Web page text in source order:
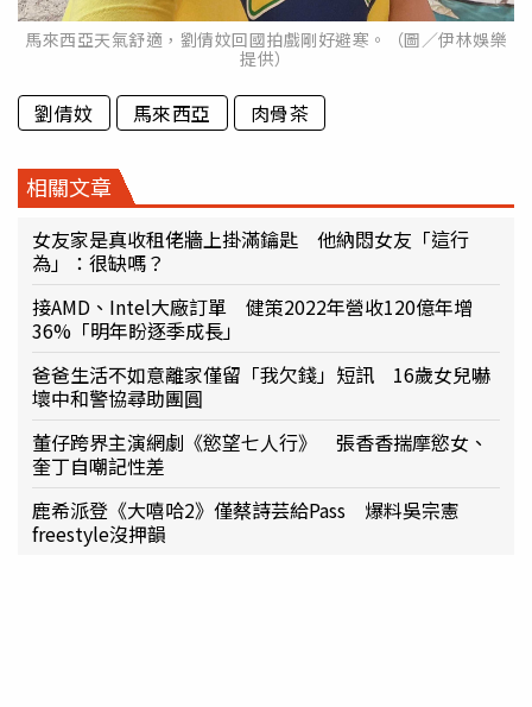
馬來西亞天氣舒適，劉倩妏回國拍戲剛好避寒。（圖／伊林娛樂
提供）
劉倩妏 馬來西亞 肉骨茶
相關文章
女友家是真收租佬牆上掛滿鑰匙 他納悶女友「這行
為」：很缺嗎？
接AMD、Intel大廠訂單 健策2022年營收120億年增
36%「明年盼逐季成長」
爸爸生活不如意離家僅留「我欠錢」短訊 16歲女兒嚇
壞中和警協尋助團圓
董仔跨界主演網劇《慾望七人行》 張香香揣摩慾女、
奎丁自嘲記性差
鹿希派登《大嘻哈2》僅蔡詩芸給Pass 爆料吳宗憲
freestyle沒押韻